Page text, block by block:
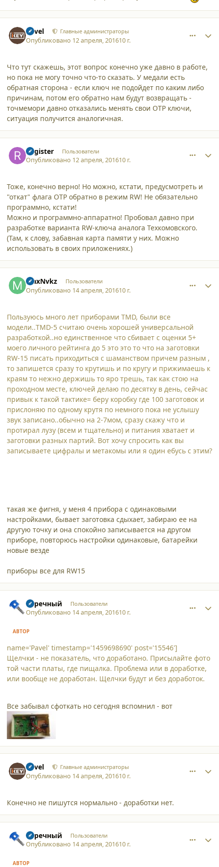
Pavel Главные администраторы
Опубликовано 12 апреля, 201610 г.
Что тут скажешь, этот вопрос конечно уже давно в работе,
но пока не могу точно что-то сказать. У медали есть
обратная сторона - если ключ не подойдет по каким либо
причинам, потом его обратно нам будут возвращать -
точмемори давно отказались менять свои OTP ключи,
ситуация получится аналогичная.
Register Пользователи
Опубликовано 12 апреля, 201610 г.
Тоже, конечно верно! Но можно, кстати, предусмотреть и
"откат" флага OTP обратно в режим RW! Не обязательно
программно, кстати!
Можно и программно-аппаратно! Пробовал давно при
разработке варианта RW-ключа аналога Техкомовского.
(Там, к слову, забавная карта памяти у них. Можно
использовать в своих приложениях.)
MaxNvkz Пользователи
Опубликовано 14 апреля, 201610 г.
Пользуюсь много лет приборами TMD, были все
модели..TMD-5 считаю очень хорошей универсальной
разработкой..но единственное что сбивает с оценки 5+
моего личного рейтинга до 5 это это то что на заготовки
RW-15 писать приходиться с шаманством причем разным ,
то запишется сразу то крутишь и по кругу и прижимаешь к
краям то нежно держишь то яро трешь, так как стою на
проходном месте, ключей делаю по десятку в день, сейчас
привык к такой тактике= беру коробку где 100 заготовок и
прислоняю по одному крутя по немного пока не услышу
звук записано..обычно на 2-7мом, сразу скажу что и
протирал лузу (всем и тщательно) и питания хватает и
заготовки разных партий. Вот хочу спросить как вы
записываете цифралы и метакомы или я один ебусь с этим?
такая же фигня, у меня 4 прибора с одинаковыми
настройками, бывает заготовка сдыхает, забираю ее на
другую точку и она спокойно записывается на другом
приборе, повторюсь настройки одинаковые, батарейки
новые везде
приборы все для RW15
Заречный Пользователи
Опубликовано 14 апреля, 201610 г.
АВТОР
name='Pavel' timestamp='1459698690' post='15546']
Щелчки - не показатель, что доработано. Присылайте фото
той части платы, где пищалка. Проблема или в доработке,
или вообще не доработан. Щелчки будут и без доработок.
Все забывал сфоткать но сегодня вспомнил - вот
Pavel Главные администраторы
Опубликовано 14 апреля, 201610 г.
Конечно не пишутся нормально - доработки нет.
Заречный Пользователи
Опубликовано 14 апреля, 201610 г.
АВТОР